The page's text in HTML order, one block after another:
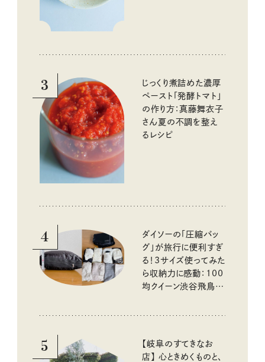
3
じっくり煮詰めた濃厚
ペースト「発酵トマト」
の作り方：真藤舞衣子
さん夏の不調を整え
るレシピ
4
ダイソーの「圧縮バッ
グ」が旅行に便利すぎ
る！3サイズ使ってみた
ら収納力に感動：100
均クイーン渋谷飛鳥の
5
【岐阜のすてきなお
店】 心ときめくものと、